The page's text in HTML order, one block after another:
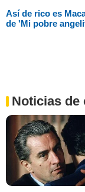
Así de rico es
de 'Mi pobre
Noticias de